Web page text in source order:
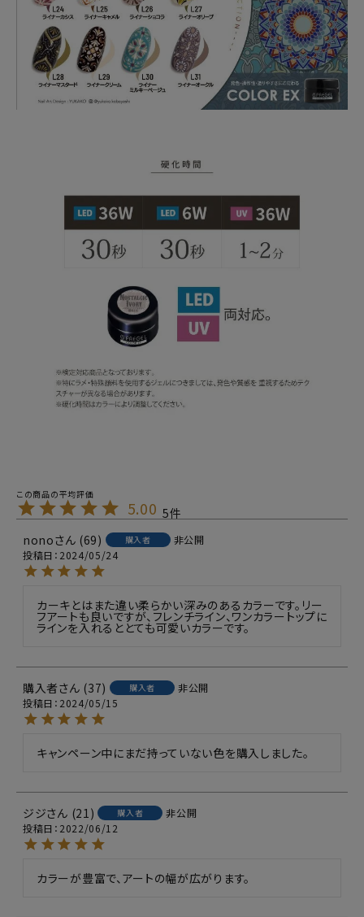
5.00 5
nono
69 購入者
非公開
投稿日
2024/05/24
カーキとはまた違い柔らかい深みのあるカラーです。リー
フアートも良いですが、フレンチライン、ワンカラートップに
ラインを入れるととても可愛いカラーです。
購入者 37 購入者
非公開
投稿日
2024/05/15
キャンペーン中にまだ持っていない色を購入しました。
ジジ 21 購入者
非公開
投稿日
2022/06/12
カラーが豊富で、アートの幅が広がります。